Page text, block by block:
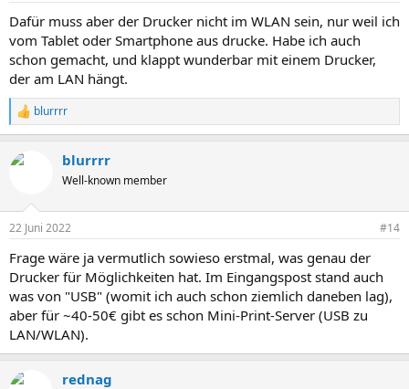
Dafür muss aber der Drucker nicht im WLAN sein, nur weil ich
vom Tablet oder Smartphone aus drucke. Habe ich auch
schon gemacht, und klappt wunderbar mit einem Drucker,
der am LAN hängt.
R
e
k
e
:
blurrrr
blurrrr
Well-known member
22 Juni 2022 #14
Frage wäre ja vermutlich sowieso erstmal, was genau der
Drucker für Möglichkeiten hat. Im Eingangspost stand auch
was von "USB" (womit ich auch schon ziemlich daneben lag),
aber für ~40-50€ gibt es schon Mini-Print-Server (USB zu
LAN/WLAN).
rednag